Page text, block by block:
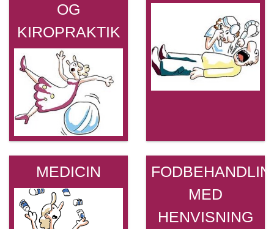
OG
KIROPRAKTIK
MEDICIN
MED
HENVISNING